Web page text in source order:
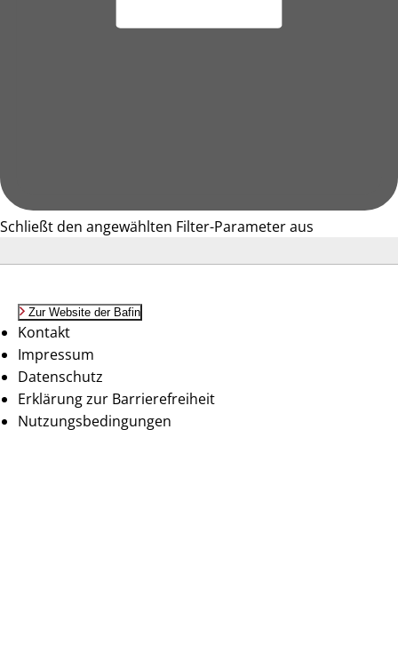
Schließt den angewählten Filter-Parameter aus
Zur Website der Bafin
Kontakt
Impressum
Datenschutz
Erklärung zur Barrierefreiheit
Nutzungsbedingungen